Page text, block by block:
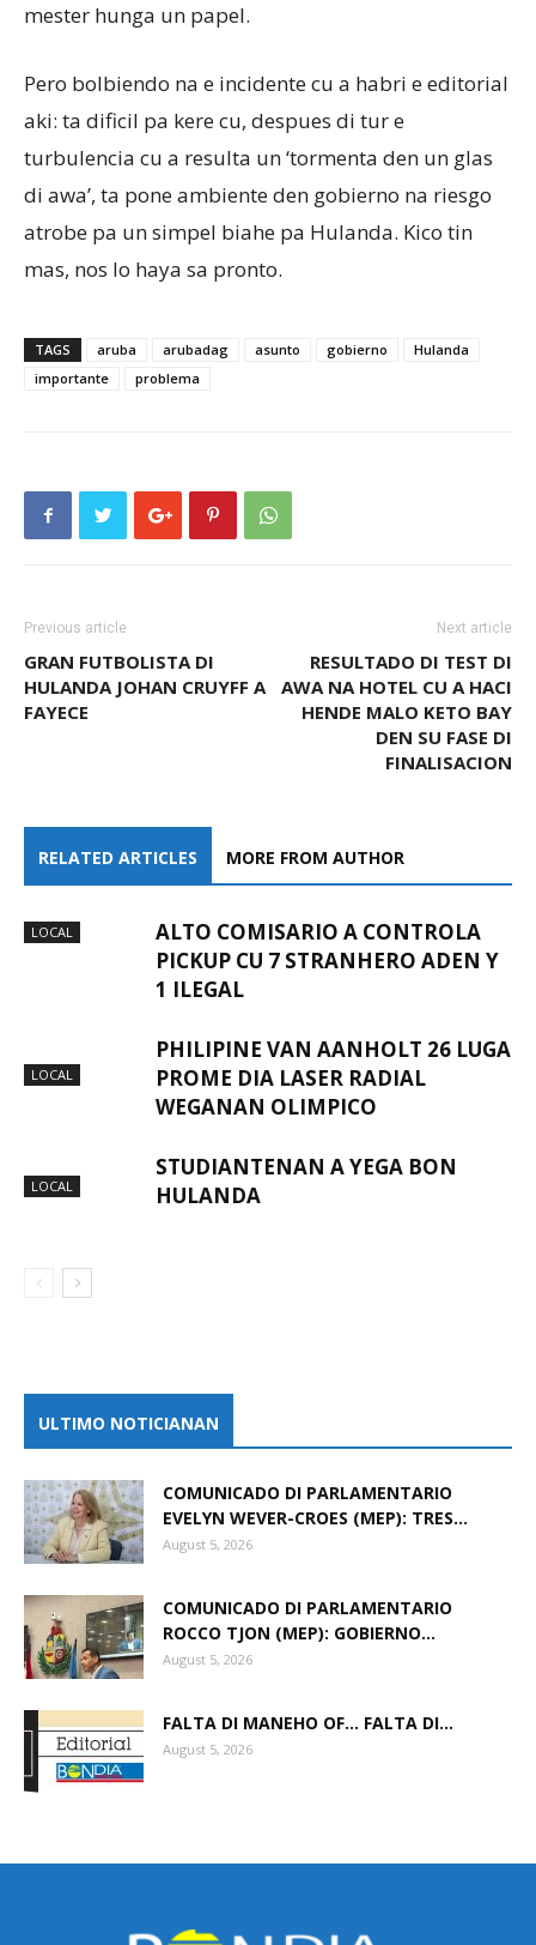
mester hunga un papel.
Pero bolbiendo na e incidente cu a habri e editorial
aki: ta dificil pa kere cu, despues di tur e
turbulencia cu a resulta un ‘tormenta den un glas
di awa’, ta pone ambiente den gobierno na riesgo
atrobe pa un simpel biahe pa Hulanda. Kico tin
mas, nos lo haya sa pronto.
TAGS aruba arubadag asunto gobierno
Hulanda
importante
problema
Previous article
GRAN FUTBOLISTA DI
HULANDA JOHAN CRUYFF A
FAYECE
Next article
RESULTADO DI TEST DI
AWA NA HOTEL CU A HACI
HENDE MALO KETO BAY
DEN SU FASE DI
FINALISACION
RELATED ARTICLES MORE FROM AUTHOR
LOCAL
ALTO COMISARIO A CONTROLA
PICKUP CU 7 STRANHERO ADEN Y
1 ILEGAL
LOCAL
PHILIPINE VAN AANHOLT 26 LUGA
PROME DIA LASER RADIAL
WEGANAN OLIMPICO
LOCAL
STUDIANTENAN A YEGA BON
HULANDA
ULTIMO NOTICIANAN
COMUNICADO DI PARLAMENTARIO
EVELYN WEVER-CROES (MEP): TRES...
August 5, 2026
COMUNICADO DI PARLAMENTARIO
ROCCO TJON (MEP): GOBIERNO...
August 5, 2026
FALTA DI MANEHO OF… FALTA DI...
August 5, 2026